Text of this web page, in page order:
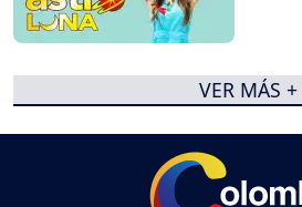
VER MÁS +